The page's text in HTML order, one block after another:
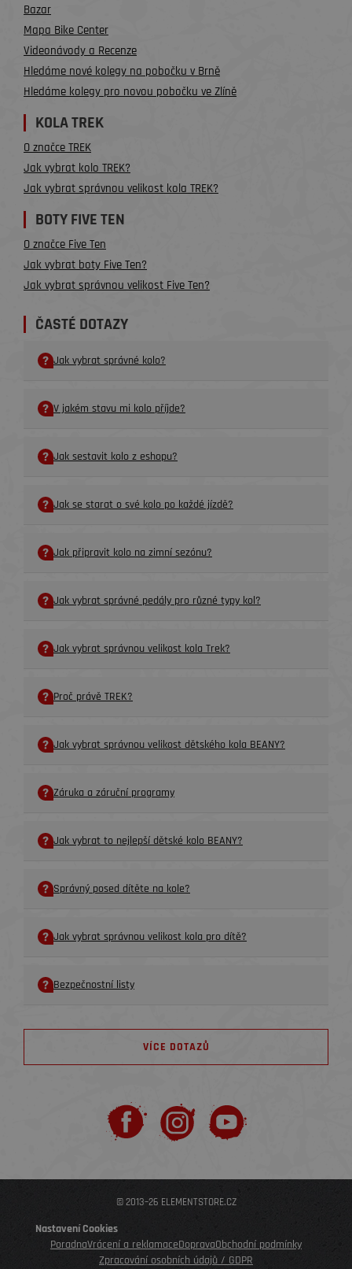
Bazar
Mapa Bike Center
Videonávody a Recenze
Hledáme nové kolegy na pobočku v Brně
Hledáme kolegy pro novou pobočku ve Zlíně
KOLA TREK
O značce TREK
Jak vybrat kolo TREK?
Jak vybrat správnou velikost kola TREK?
BOTY FIVE TEN
O značce Five Ten
Jak vybrat boty Five Ten?
Jak vybrat správnou velikost Five Ten?
ČASTÉ DOTAZY
Jak vybrat správné kolo?
V jakém stavu mi kolo příjde?
Jak sestavit kolo z eshopu?
Jak se starat o své kolo po každé jízdě?
Jak připravit kolo na zimní sezónu?
Jak vybrat správné pedály pro různé typy kol?
Jak vybrat správnou velikost kola Trek?
Proč právě TREK?
Jak vybrat správnou velikost dětského kola BEANY?
Záruka a záruční programy
Jak vybrat to nejlepší dětské kolo BEANY?
Správný posed dítěte na kole?
Jak vybrat správnou velikost kola pro dítě?
Bezpečnostní listy
VÍCE DOTAZŮ
© 2013–26 ELEMENTSTORE.CZ
Nastavení Cookies
PoradnaVrácení a reklamaceDopravaObchodní podmínky
Zpracování osobních údajů / GDPR